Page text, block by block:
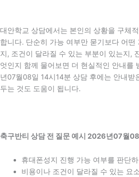
대안학교 상담에서는 본인의 상황을 구체
합니다. 단순히 가능 여부만 묻기보다 어떤
지, 조건이 달라질 수 있는 부분이 있는지,
엇인지 함께 물어보면 더 현실적인 안내를
년07월08일 14시14분 상담 후에는 안내받
두는 것도 도움이 됩니다.
축구반티 상담 전 질문 예시 2026년07월
휴대폰성지 진행 가능 여부를 판단
비용이나 조건이 달라질 수 있는 요